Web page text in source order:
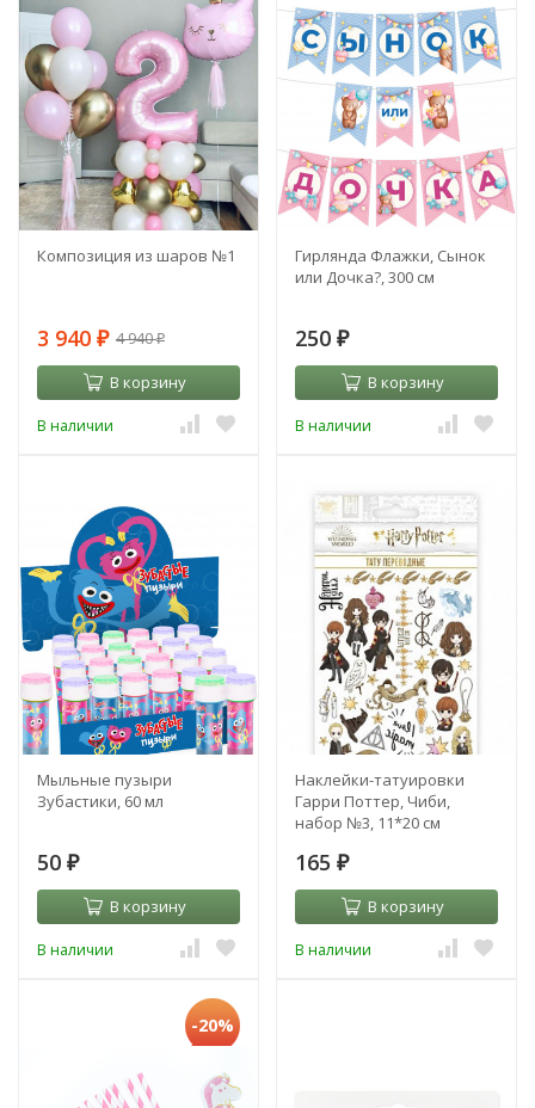
Композиция из шаров №1
3 940 ₽ 4 940₽
В корзину
В наличии
Гирлянда Флажки, Сынок
или Дочка?, 300 см
250 ₽
В корзину
В наличии
Мыльные пузыри
Зубастики, 60 мл
50 ₽
В корзину
В наличии
Наклейки-татуировки
Гарри Поттер, Чиби,
набор №3, 11*20 см
165 ₽
В корзину
В наличии
-20%